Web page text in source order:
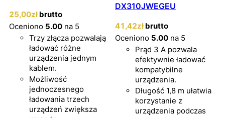
25,00zł brutto
Oceniono 5.00 na 5
Trzy złącza pozwalają
ładować różne
urządzenia jednym
kablem.
Możliwość
jednoczesnego
ładowania trzech
urządzeń zwiększa
DX310JWEGEU
41,42zł brutto
Oceniono 5.00 na 5
Prąd 3 A pozwala
efektywnie ładować
kompatybilne
urządzenia.
Długość 1,8 m ułatwia
korzystanie z
urządzenia podczas